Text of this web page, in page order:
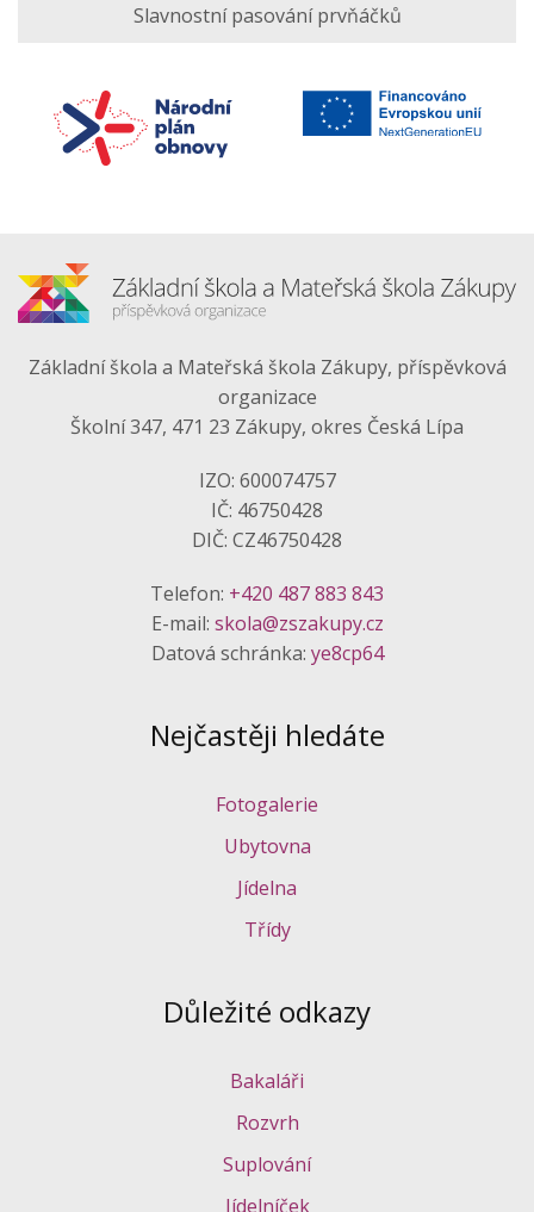
Slavnostní pasování prvňáčků
Základní škola a Mateřská škola Zákupy, příspěvková
organizace
Školní 347, 471 23 Zákupy, okres Česká Lípa
IZO: 600074757
IČ: 46750428
DIČ: CZ46750428
Telefon: +420 487 883 843
E-mail: skola@zszakupy.cz
Datová schránka: ye8cp64
Nejčastěji hledáte
Fotogalerie
Ubytovna
Jídelna
Třídy
Důležité odkazy
Bakaláři
Rozvrh
Suplování
Jídelníček